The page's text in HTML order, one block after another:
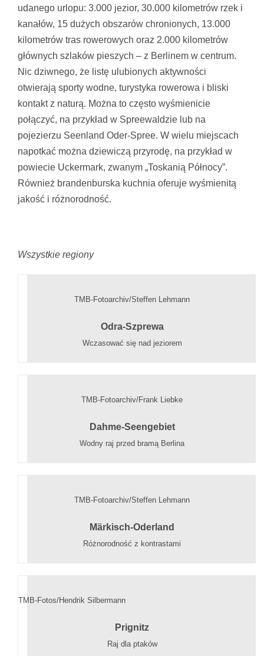
udanego urlopu: 3.000 jezior, 30.000 kilometrów rzek i
kanałów, 15 dużych obszarów chronionych, 13.000
kilometrów tras rowerowych oraz 2.000 kilometrów
głównych szlaków pieszych – z Berlinem w centrum.
Nic dziwnego, że listę ulubionych aktywności
otwierają sporty wodne, turystyka rowerowa i bliski
kontakt z naturą. Można to często wyśmienicie
połączyć, na przykład w Spreewaldzie lub na
pojezierzu Seenland Oder-Spree. W wielu miejscach
napotkać można dziewiczą przyrodę, na przykład w
powiecie Uckermark, zwanym „Toskanią Północy”.
Również brandenburska kuchnia oferuje wyśmienitą
jakość i różnorodność.
Wszystkie regiony
TMB-Fotoarchiv/Steffen Lehmann
Odra-Szprewa
Wczasować się nad jeziorem
TMB-Fotoarchiv/Frank Liebke
Dahme-Seengebiet
Wodny raj przed bramą Berlina
TMB-Fotoarchiv/Steffen Lehmann
Märkisch-Oderland
Różnorodność z kontrastami
TMB-Fotos/Hendrik Silbermann
Prignitz
Raj dla ptaków